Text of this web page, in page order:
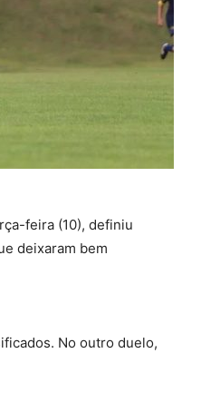
feira (10), definiu
deixaram bem
No outro duelo,